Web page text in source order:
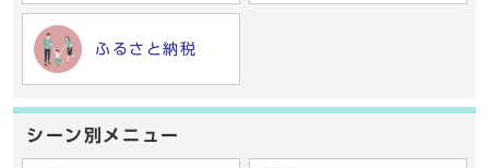
ふるさと納税
シーン別メニュー